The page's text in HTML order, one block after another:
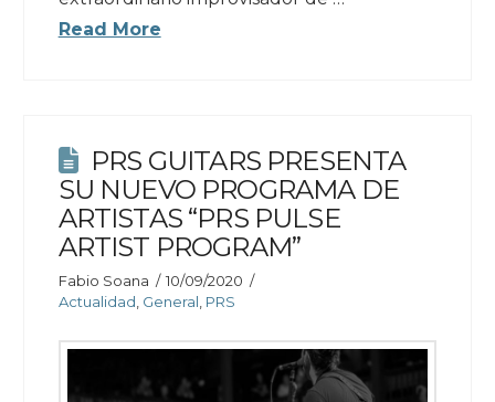
Read More
PRS GUITARS PRESENTA
SU NUEVO PROGRAMA DE
ARTISTAS “PRS PULSE
ARTIST PROGRAM”
Fabio Soana
10/09/2020
Actualidad General PRS